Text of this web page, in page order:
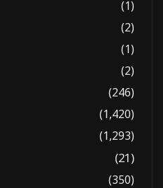
(1)
(2)
(1)
(2)
(246)
(1,420)
(1,293)
(21)
(350)